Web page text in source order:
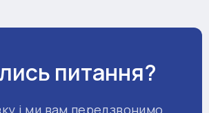
питання?
і ми вам передзвонимо